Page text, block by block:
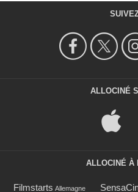
ALLOCINÉ
ALLOCINÉ À
Filmstarts Allemagne